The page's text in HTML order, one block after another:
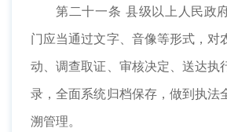
第二十一条 县级以上人民政
门应当通过文字、音像等形式，对
动、调查取证、审核决定、送达执
录，全面系统归档保存，做到执法
溯管理。